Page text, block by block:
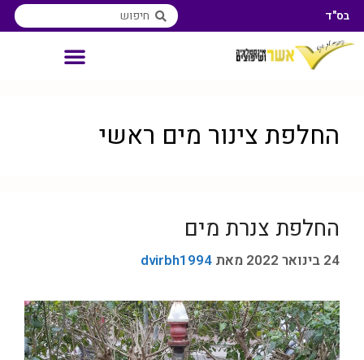
בס"ד
החלפת צינור מים ראשי
החלפת צנרת מים
24 בינואר 2022 מאת dvirbh1994